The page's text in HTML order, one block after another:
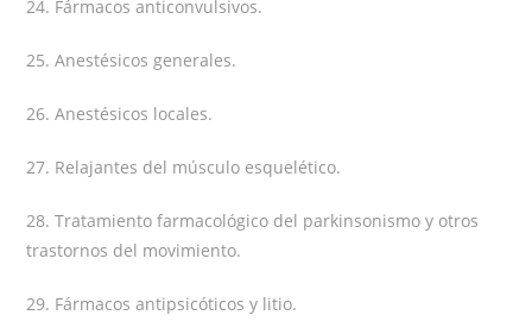
24. Fármacos anticonvulsivos.
25. Anestésicos generales.
26. Anestésicos locales.
27. Relajantes del músculo esquelético.
28. Tratamiento farmacológico del parkinsonismo y otros
trastornos del movimiento.
29. Fármacos antipsicóticos y litio.